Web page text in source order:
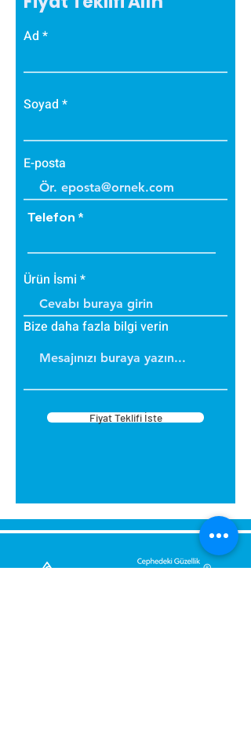
• Zamanla izolasyon özelliğini
• Darbe emici özelliğe sahiptir.
• B1 sınıfı alev yürütmez tiptedir.
• Dayanıklıdır.
• İç ve dış cephede
uygulanabilir.
• Üzerine boya yapılabilir.
Ad
Soyad
E-posta
Telefon
Ürün İsmi
Bize daha fazla bilgi verin
Fiyat Teklifi İste